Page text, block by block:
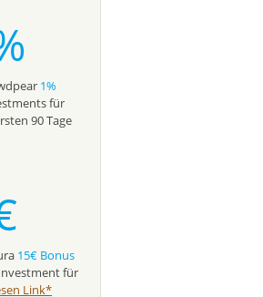
1%
für
90 Tage
15€ Bonus
für
Link*